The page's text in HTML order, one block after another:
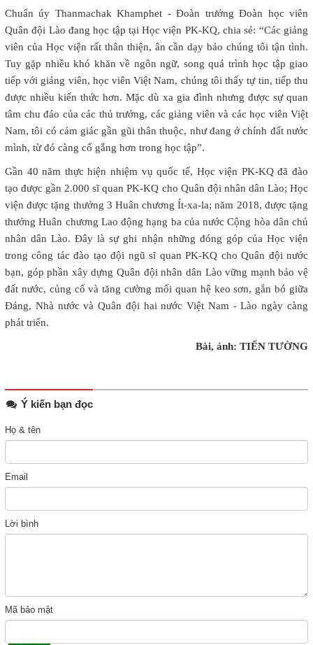
Chuẩn úy Thanmachak Khamphet - Đoàn trưởng Đoàn học viên
Quân đội Lào đang học tập tại Học viện PK-KQ, chia sẻ: “Các giảng
viên của Học viện rất thân thiện, ân cần dạy bảo chúng tôi tận tình.
Tuy gặp nhiều khó khăn về ngôn ngữ, song quá trình học tập giao
tiếp với giảng viên, học viên Việt Nam, chúng tôi thấy tự tin, tiếp thu
được nhiều kiến thức hơn. Mặc dù xa gia đình nhưng được sự quan
tâm chu đáo của các thủ trưởng, các giảng viên và các học viên Việt
Nam, tôi có cảm giác gần gũi thân thuộc, như đang ở chính đất nước
mình, từ đó càng cố gắng hơn trong học tập”.
Gần 40 năm thực hiện nhiệm vụ quốc tế, Học viện PK-KQ đã đào
tạo được gần 2.000 sĩ quan PK-KQ cho Quân đội nhân dân Lào; Học
viện được tặng thưởng 3 Huân chương Ít-xa-la; năm 2018, được tặng
thưởng Huân chương Lao động hạng ba của nước Cộng hòa dân chủ
nhân dân Lào. Đây là sự ghi nhận những đóng góp của Học viện
trong công tác đào tạo đội ngũ sĩ quan PK-KQ cho Quân đội nước
bạn, góp phần xây dựng Quân đội nhân dân Lào vững mạnh bảo vệ
đất nước, củng cố và tăng cường mối quan hệ keo sơn, gắn bó giữa
Đảng, Nhà nước và Quân đội hai nước Việt Nam - Lào ngày càng
phát triển.
Bài, ảnh: TIẾN TƯỜNG
Ý kiến bạn đọc
Họ & tên
Email
Lời bình
Mã bảo mật